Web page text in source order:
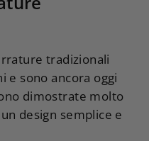
tradizionali
e sono ancora oggi
dimostrate molto
design semplice e